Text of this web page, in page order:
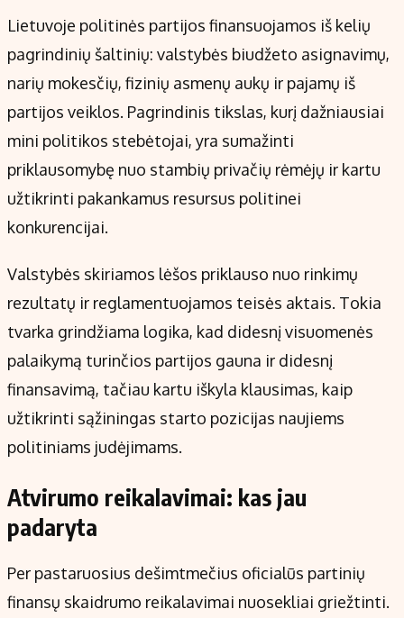
Lietuvoje politinės partijos finansuojamos iš kelių
pagrindinių šaltinių: valstybės biudžeto asignavimų,
narių mokesčių, fizinių asmenų aukų ir pajamų iš
partijos veiklos. Pagrindinis tikslas, kurį dažniausiai
mini politikos stebėtojai, yra sumažinti
priklausomybę nuo stambių privačių rėmėjų ir kartu
užtikrinti pakankamus resursus politinei
konkurencijai.
Valstybės skiriamos lėšos priklauso nuo rinkimų
rezultatų ir reglamentuojamos teisės aktais. Tokia
tvarka grindžiama logika, kad didesnį visuomenės
palaikymą turinčios partijos gauna ir didesnį
finansavimą, tačiau kartu iškyla klausimas, kaip
užtikrinti sąžiningas starto pozicijas naujiems
politiniams judėjimams.
Atvirumo reikalavimai: kas jau
padaryta
Per pastaruosius dešimtmečius oficialūs partinių
finansų skaidrumo reikalavimai nuosekliai griežtinti.